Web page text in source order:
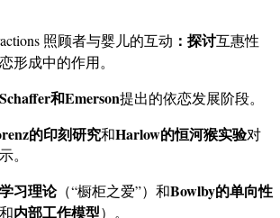
照顾者与婴儿的互动 ：探讨互惠性
形成中的作用。
Schaffer和Emerson提出的依恋发展阶段。
的印刻研究和Harlow的恒河猴实验对
。
学习理论（“橱柜之爱”）和Bowlby的单向性
和内部工作模型）。